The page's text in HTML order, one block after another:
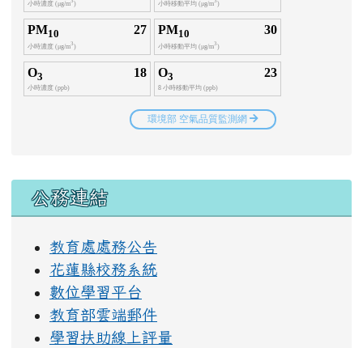
右邊區域內容
公務連結
教育處處務公告
花蓮縣校務系統
數位學習平台
教育部雲端郵件
學習扶助線上評量